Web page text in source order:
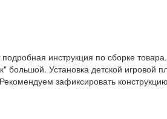
инструкция по сборке
большой. Установка детской игровой
зафиксировать